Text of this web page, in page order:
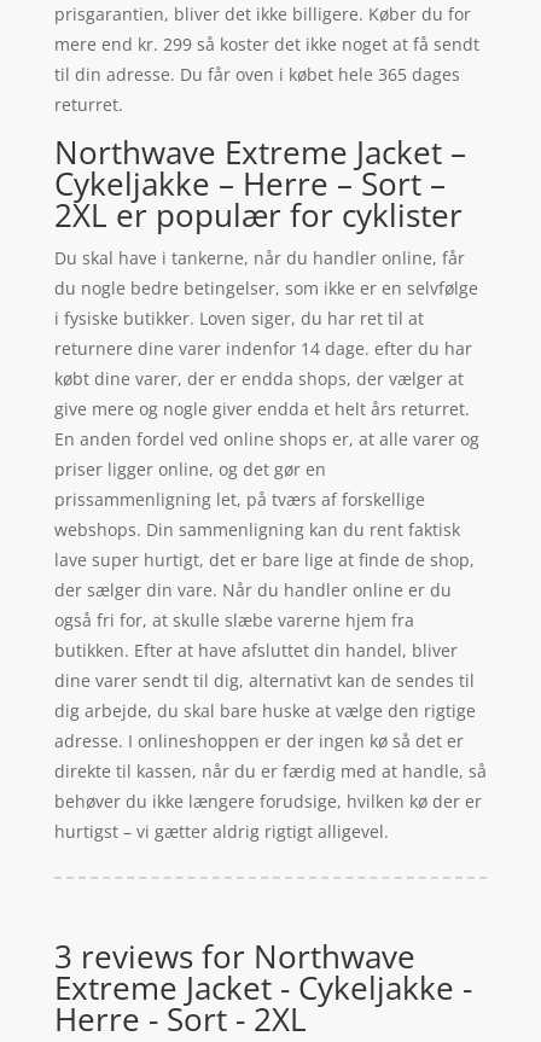
prisgarantien, bliver det ikke billigere. Køber du for
mere end kr. 299 så koster det ikke noget at få sendt
til din adresse. Du får oven i købet hele 365 dages
returret.
Northwave Extreme Jacket –
Cykeljakke – Herre – Sort –
2XL er populær for cyklister
Du skal have i tankerne, når du handler online, får
du nogle bedre betingelser, som ikke er en selvfølge
i fysiske butikker. Loven siger, du har ret til at
returnere dine varer indenfor 14 dage. efter du har
købt dine varer, der er endda shops, der vælger at
give mere og nogle giver endda et helt års returret.
En anden fordel ved online shops er, at alle varer og
priser ligger online, og det gør en
prissammenligning let, på tværs af forskellige
webshops. Din sammenligning kan du rent faktisk
lave super hurtigt, det er bare lige at finde de shop,
der sælger din vare. Når du handler online er du
også fri for, at skulle slæbe varerne hjem fra
butikken. Efter at have afsluttet din handel, bliver
dine varer sendt til dig, alternativt kan de sendes til
dig arbejde, du skal bare huske at vælge den rigtige
adresse. I onlineshoppen er der ingen kø så det er
direkte til kassen, når du er færdig med at handle, så
behøver du ikke længere forudsige, hvilken kø der er
hurtigst – vi gætter aldrig rigtigt alligevel.
3 reviews for Northwave
Extreme Jacket - Cykeljakke -
Herre - Sort - 2XL